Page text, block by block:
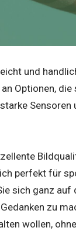
und
Optionen,
Sensoren
perfekt für
sich ganz auf
zu
wollen,